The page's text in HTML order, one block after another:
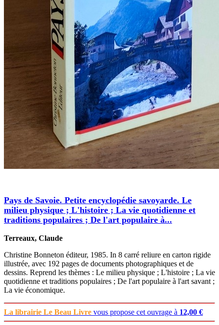
Pays de Savoie. Petite encyclopédie savoyarde. Le
milieu physique ; L'histoire ; La vie quotidienne et
traditions populaires ; De l'art populaire à...
Terreaux, Claude
Christine Bonneton éditeur, 1985. In 8 carré reliure en carton rigide
illustrée, avec 192 pages de documents photographiques et de
dessins. Reprend les thèmes : Le milieu physique ; L'histoire ; La vie
quotidienne et traditions populaires ; De l'art populaire à l'art savant ;
La vie économique.
La librairie Le Beau Livre vous propose cet ouvrage à 12,00 €